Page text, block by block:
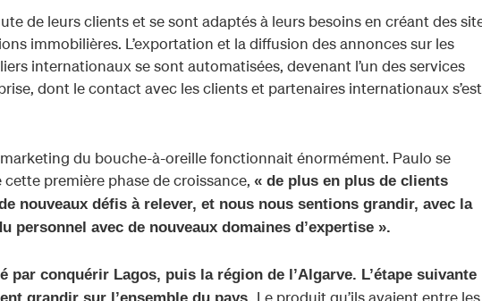
de leurs clients et se sont adaptés à leurs besoins en créant des
immobilières. L’exportation et la diffusion des annonces sur les
internationaux se sont automatisées, devenant l’un des services
dont le contact avec les clients et partenaires internationaux s’est
du bouche-à-oreille fonctionnait énormément. Paulo se
première phase de croissance, « de plus en plus de clients
nouveaux défis à relever, et nous nous sentions grandir, avec la
personnel avec de nouveaux domaines d’expertise ».
par conquérir Lagos, puis la région de l’Algarve. L’étape suivante
Le produit qu’ils avaient entre les